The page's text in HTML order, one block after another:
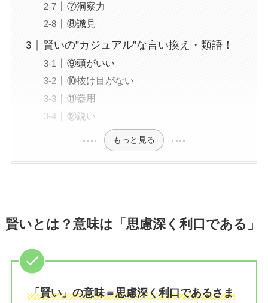
⑦洞察力
⑧識見
賢いの”カジュアル”な言い換え・類語！
⑨頭がいい
⑩抜け目がない
⑪器用
⑫鋭い
もっと見る
賢いとは？意味は「思慮深く利口である」
「賢い」の意味＝思慮深く利口であるさま